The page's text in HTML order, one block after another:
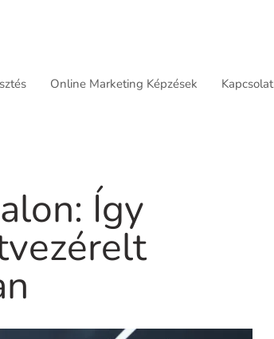
Online Marketing Képzések Kapcsolat
Így